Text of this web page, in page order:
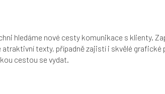
hledáme nové cesty komunikace s klienty.
atraktivní texty, případně zajistí i skvělé
cestou se vydat.